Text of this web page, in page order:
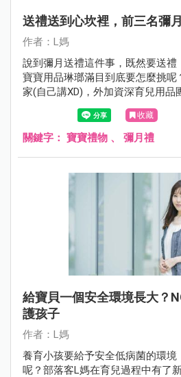
送禮送到心坎裡，前三名彌
作者：L媽
說到彌月送禮這件事，既然要送禮
寶寶用品琳瑯滿目到底要怎麼挑
家(自己講XD)，外加資深育兒用品
一下吧！好的禮物可以增進關係，
您的禮物就會心存感激。不好的禮
擾，還有可能損害寶寶健康呢！
收藏
關鍵字： 寶寶禮物 、 彌月禮
給寶貝一個安全環境長大？
護孩子
作者：L媽
養育小孩要給予安全低病菌的環
呢？部落客L媽在育兒過程中有了